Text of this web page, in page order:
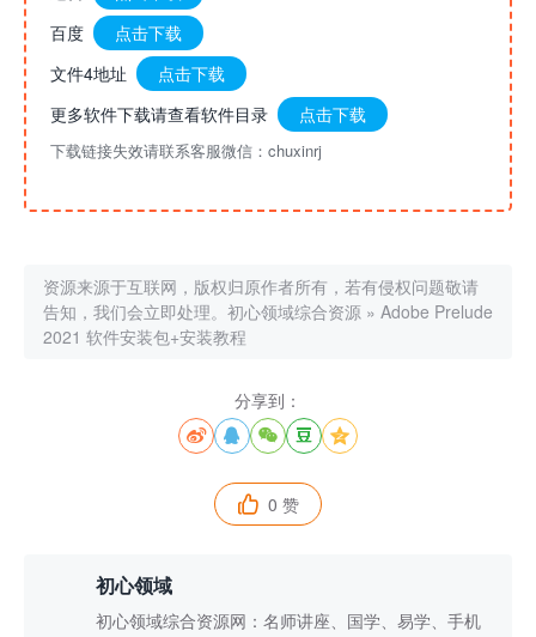
百度
点击下载
文件4地址
点击下载
更多软件下载请查看软件目录
点击下载
下载链接失效请联系客服微信：chuxinrj
资源来源于互联网，版权归原作者所有，若有侵权问题敬请
告知，我们会立即处理。 初心领域综合资源 » Adobe Prelude
2021 软件安装包+安装教程
分享到：
    
 0 赞
初心领域
初心领域综合资源网：名师讲座、国学、易学、手机